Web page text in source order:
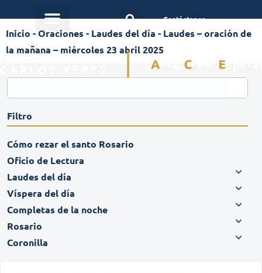
Contáctanos
Inicio -Oraciones - Laudes del día - Laudes – oración de
la mañana – miércoles 23 abril 2025
Filtro
Cómo rezar el santo Rosario
Oficio de Lectura
Laudes del día
Víspera del día
Completas de la noche
Rosario
Coronilla